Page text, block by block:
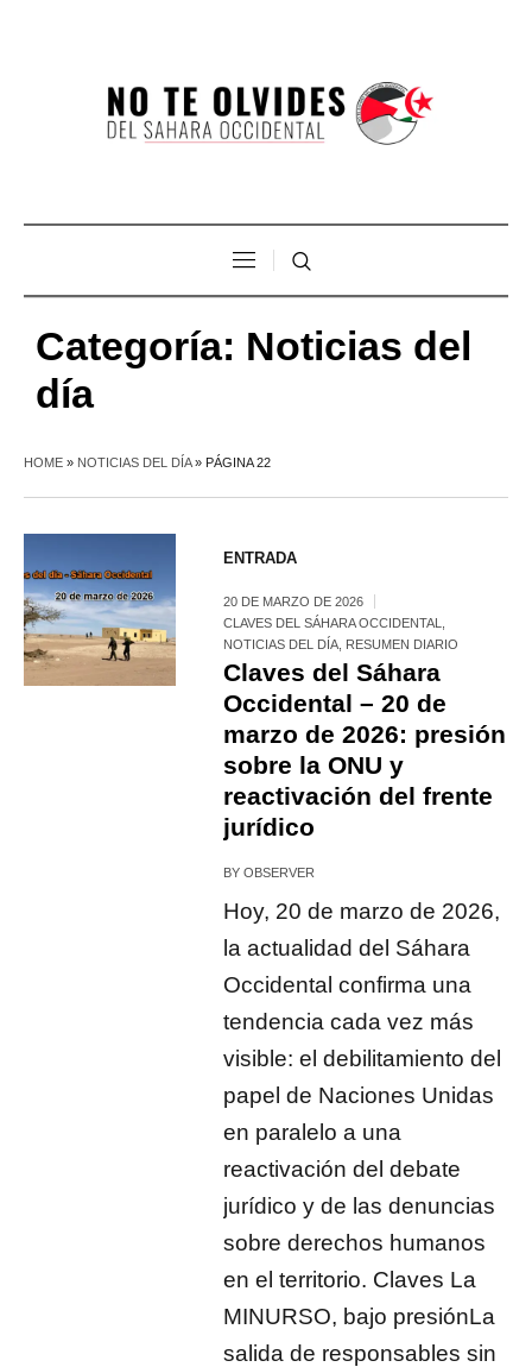
Categoría: Noticias del
día
HOME » NOTICIAS DEL DÍA» PÁGINA 22
ENTRADA
20 DE MARZO DE 2026
CLAVES DEL SÁHARA OCCIDENTAL
NOTICIAS DEL DÍA RESUMEN DIARIO
Claves del Sáhara
Occidental – 20 de
marzo de 2026: presión
sobre la ONU y
reactivación del frente
jurídico
BYOBSERVER
Hoy, 20 de marzo de 2026,
la actualidad del Sáhara
Occidental confirma una
tendencia cada vez más
visible: el debilitamiento del
papel de Naciones Unidas
en paralelo a una
reactivación del debate
jurídico y de las denuncias
sobre derechos humanos
en el territorio. Claves La
MINURSO, bajo presiónLa
salida de responsables sin